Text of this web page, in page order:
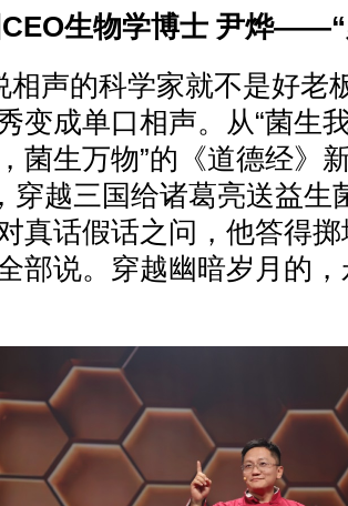
生物学博士 尹烨——“
相声的科学家就不是好老
变成单口相声。从“菌生
菌生万物”的《道德经》
穿越三国给诸葛亮送益
真话假话之问，他答得
部说。穿越幽暗岁月的